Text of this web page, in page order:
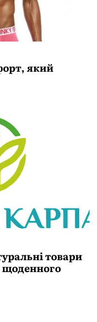
який
товари
щоденного